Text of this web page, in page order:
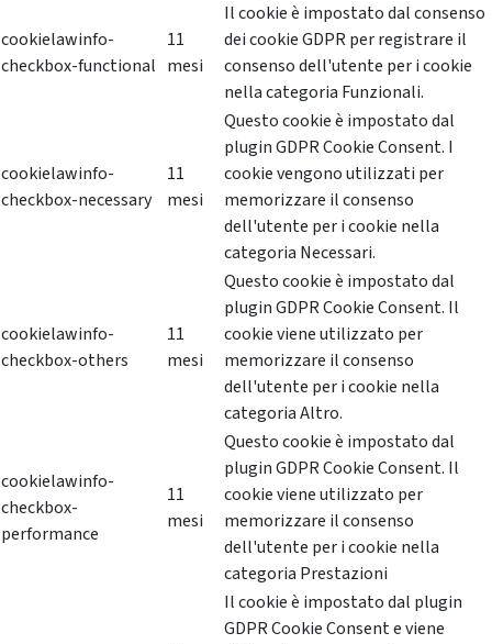
cookielawinfo-
checkbox-functional
11
mesi
Il cookie è impostato dal consenso
dei cookie GDPR per registrare il
consenso dell'utente per i cookie
nella categoria Funzionali.
cookielawinfo-
checkbox-necessary
11
mesi
Questo cookie è impostato dal
plugin GDPR Cookie Consent. I
cookie vengono utilizzati per
memorizzare il consenso
dell'utente per i cookie nella
categoria Necessari.
cookielawinfo-
checkbox-others
11
mesi
Questo cookie è impostato dal
plugin GDPR Cookie Consent. Il
cookie viene utilizzato per
memorizzare il consenso
dell'utente per i cookie nella
categoria Altro.
cookielawinfo-
checkbox-
performance
11
mesi
Questo cookie è impostato dal
plugin GDPR Cookie Consent. Il
cookie viene utilizzato per
memorizzare il consenso
dell'utente per i cookie nella
categoria Prestazioni
Il cookie è impostato dal plugin
GDPR Cookie Consent e viene